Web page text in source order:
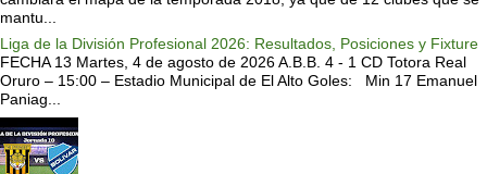
mantu...
Liga de la División Profesional 2026: Resultados, Posiciones y Fixture
FECHA 13 Martes, 4 de agosto de 2026 A.B.B. 4 - 1 CD Totora Real
Oruro – 15:00 – Estadio Municipal de El Alto Goles: Min 17 Emanuel
Paniag...